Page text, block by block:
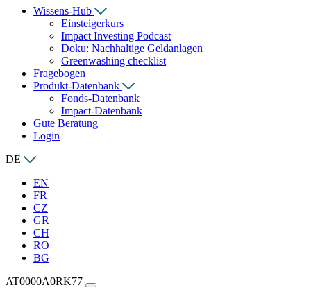
Wissens-Hub
Einsteigerkurs
Impact Investing Podcast
Doku: Nachhaltige Geldanlagen
Greenwashing checklist
Fragebogen
Produkt-Datenbank
Fonds-Datenbank
Impact-Datenbank
Gute Beratung
Login
DE
EN
FR
CZ
GR
CH
RO
BG
AT0000A0RK77